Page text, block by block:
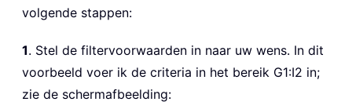
volgende stappen:
1. Stel de filtervoorwaarden in naar uw wens. In dit
voorbeeld voer ik de criteria in het bereik G1:I2 in;
zie de schermafbeelding: